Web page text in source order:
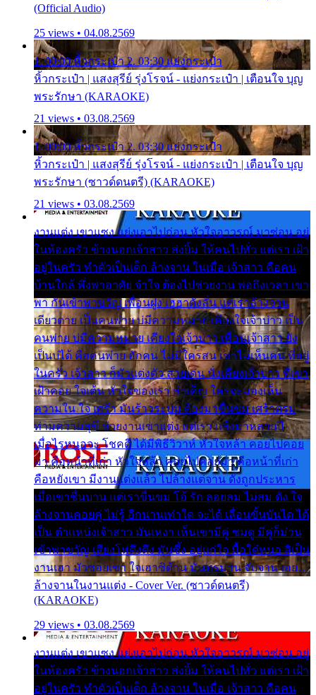
(Official Audio)
25 views • 04.08.2569
1. 00:00 หิ้วกระเป๋า 2. 03:30 แย่งกระเป๋า
หิ้วกระเป๋า | แสงสุรีย์ รุ่งโรจน์ - แย่งกระเป๋า | เตือนใจ บุญ
พระรักษา (KARAOKE)
21 views • 03.08.2569
1. 00:00 หิ้วกระเป๋า 2. 03:30 แย่งกระเป๋า
หิ้วกระเป๋า | แสงสุรีย์ รุ่งโรจน์ - แย่งกระเป๋า | เตือนใจ บุญ
พระรักษา (ซาวด์ดนตรี) (KARAOKE)
21 views • 03.08.2569
งานแต่ง เขาแซง แย่งเอาไปก่อน หัวใจอาวรณ์ มาซ่อน อยู่
ในห้องครัว ข้างนอกเจ้าสาว ส่งยิ้ม ให้คนไปทั่ว แต่เรา เฝ้า
อยู่ในครัว ทำตัวเป็นเด็ก ล้างจาน ในเมื่อ เจ้าสาว คือคน
บ้านใกล้ พึ่งพาอาศัย จำใจ ต้องไปช่วยงาน พอถึงเวลา เขา
พา กันเข้าพาขวัญ เพื่อนฝูง เฮฮาดังลั่น แต่เราล้างจาน
เดียวดาย เป็นคนพ่าย บ่มีความหมาย เคียงใจเจ้าบ่าว เป็น
คนพ่าย บ่มีความหมาย เคียงใจเจ้าบ่าว เพื่อนเจ้าสาว ยัง
เป็นบ่ได้ คือคนพ่าย ฮักคน ไม่มีใครสน เขาไม่เห็นคน ที่อยู่
ในครัว เจ้าสาว ก็มัวแต่งตัว สวยเด่น นั่งเคียงเจ้าบ่าว ที่เขา
เฝ้าคอย ใจเต้น หัวใจของเรา ลำเค็ญ ใครจะมองเห็น
ความใน ใจ เศร้า มันร้าวระบม ต้องมาขื่นขม เศร้าตรม
ท่ามความสุขี ช่วยงานเขาแต่ง แต่เรา แล้งมาหลายปี
เมื่อไรหนอจะ โชคดี ได้มีพิธีวิวาห์ หัวใจหล้า คอยไปคอย
มา คือหน้าที่เก่า หัวใจหล้า คอยไปคอยมา คือหน้าที่เก่า
คือหยังเขา มีงานแต่งแล้ว ไปล้างแต่จาน ดั่งถูกประหาร
เมื่อเขาชื่นบาน แต่เราขื่นขม โอ้ รัก ลอยลม ไม่สม ดัง ใจ
ล้างจานคอยคู่ ไม่รู้ อีกนานเท่าใด จะได้ เลื่อนขั้นบันได ได้
เป็น ตำแหน่งเจ้าสาว มันเหงา เห็นเขามีคู่ ซมดู มีคู่ก็ม่วน
เข้าพาขวัญ เสียงโห่ตึงตึง มันซึ้ง อยู่แก่ใจ มื้อใด๋หนอ สิเป็น
งานเฮา มัวซอยเขา ใจเฮาซิด้าน มันทรมาน จับจาน เอย…
ล้างจานในงานแต่ง - Cover Ver. (ซาวด์ดนตรี)
(KARAOKE)
29 views • 03.08.2569
งานแต่ง เขาแซง แย่งเอาไปก่อน หัวใจอาวรณ์ มาซ่อน อยู่
ในห้องครัว ข้างนอกเจ้าสาว ส่งยิ้ม ให้คนไปทั่ว แต่เรา เฝ้า
อยู่ในครัว ทำตัวเป็นเด็ก ล้างจาน ในเมื่อ เจ้าสาว คือคน